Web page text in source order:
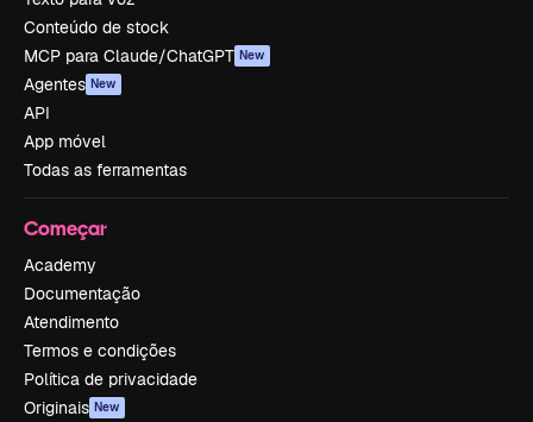
Conteúdo de stock
MCP para Claude/ChatGPT New
Agentes New
API
App móvel
Todas as ferramentas
Começar
Academy
Documentação
Atendimento
Termos e condições
Política de privacidade
Originais New